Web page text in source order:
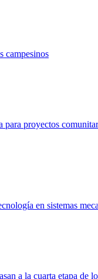
campesinos
para proyectos
en sistemas
a la cuarta etapa de